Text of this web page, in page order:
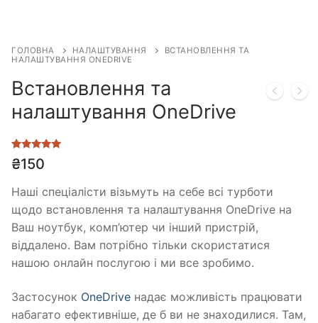
ГОЛОВНА НАЛАШТУВАННЯ
ВСТАНОВЛЕННЯ ТА
НАЛАШТУВАННЯ ONEDRIVE
Встановлення та
налаштування OneDrive
Рейтинг
5.00з 5 на
опитування
1
покупця
₴150
Наші спеціалісти візьмуть на себе всі турботи
щодо встановлення та налаштування OneDrive на
Ваш ноутбук, комп’ютер чи інший пристрій,
віддалено. Вам потрібно тільки скористатися
нашою онлайн послугою і ми все зробимо.
Застосунок OneDrive надає можливість працювати
набагато ефективніше, де б ви не знаходилися. Там,